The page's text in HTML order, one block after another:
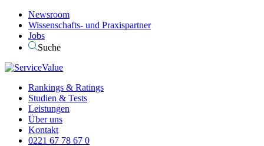
Newsroom
Wissenschafts- und Praxispartner
Jobs
Suche
Rankings & Ratings
Studien & Tests
Leistungen
Über uns
Kontakt
0221 67 78 67 0